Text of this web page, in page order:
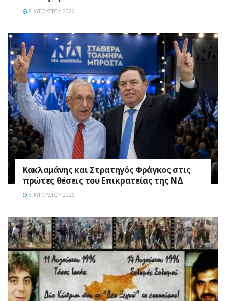
8 ΑΥΓΟΎΣΤΟΥ 2026
Κακλαμάνης και Στρατηγός Φράγκος στις
πρώτες θέσεις του Επικρατείας της ΝΔ
8 ΑΥΓΟΎΣΤΟΥ 2026